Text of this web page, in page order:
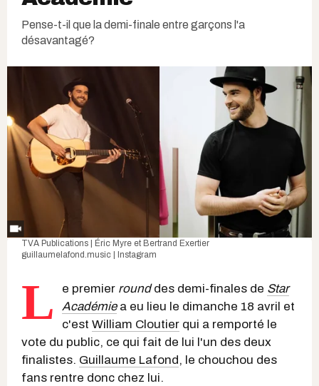
Pense-t-il que la demi-finale entre garçons l'a
désavantagé?
TVA Publications | Éric Myre et Bertrand Exertier
guillaumelafond.music | Instagram
L e premier rounddes demi-finales de Star
Académiea eu lieu le dimanche 18 avril et
c'est William Cloutier qui a remporté le
vote du public, ce qui fait de lui l'un des deux
finalistes. Guillaume Lafond, le chouchou des
fans rentre donc chez lui.